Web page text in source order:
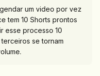
um video por vez
tem 10 Shorts prontos
esse processo 10
se tornam